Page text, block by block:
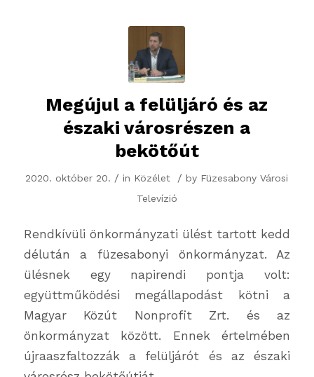
Megújul a felüljáró és az
északi városrészen a
bekötőút
2020. október 20. / in Közélet / by Füzesabony Városi
Televízió
Rendkívüli önkormányzati ülést tartott kedd
délután a füzesabonyi önkormányzat. Az
ülésnek egy napirendi pontja volt:
együttműködési megállapodást kötni a
Magyar Közút Nonprofit Zrt. és az
önkormányzat között. Ennek értelmében
újraaszfaltozzák a felüljárót és az északi